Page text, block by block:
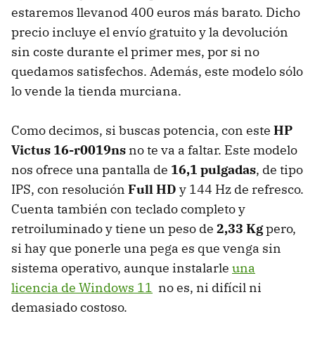
estaremos llevanod 400 euros más barato. Dicho
precio incluye el envío gratuito y la devolución
sin coste durante el primer mes, por si no
quedamos satisfechos. Además, este modelo sólo
lo vende la tienda murciana.
Como decimos, si buscas potencia, con este HP
Victus 16-r0019ns no te va a faltar. Este modelo
nos ofrece una pantalla de 16,1 pulgadas, de tipo
IPS, con resolución Full HD y 144 Hz de refresco.
Cuenta también con teclado completo y
retroiluminado y tiene un peso de 2,33 Kgpero,
si hay que ponerle una pega es que venga sin
sistema operativo, aunque instalarle una
licencia de Windows 11 no es, ni difícil ni
demasiado costoso.